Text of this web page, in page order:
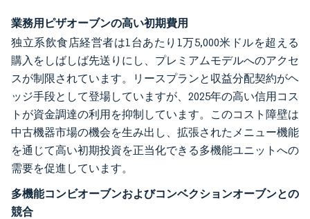
業務用ピザオーブンの高い初期費用
独立系飲食店経営者は1台あたり1万5,000米ドルを超える
購入をしばしば先送りにし、プレミアムモデルへのアクセ
スが制限されています。リースプランと収益分配契約がヘ
ッジ手段として登場していますが、2025年の高い信用コス
トが資金調達の利用を抑制しています。このコスト障壁は
中古機器市場の機会を生み出し、拡張されたメニュー機能
を通じて高い初期投資を正当化できる多機能ユニットへの
需要を促進しています。
多機能コンビオーブンおよびコンベクションオーブンとの
競合